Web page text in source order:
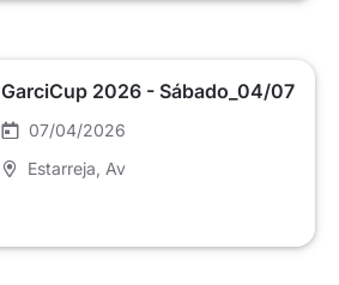
GarciCup 2026 - Sábado_04/07
07/04/2026
Estarreja , Av